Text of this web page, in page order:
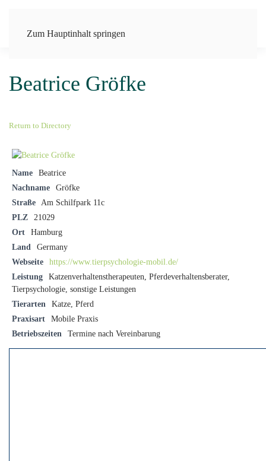
Zum Hauptinhalt springen
Beatrice Gröfke
Return to Directory
Name
Beatrice
Nachname
Gröfke
Straße
Am Schilfpark 11c
PLZ
21029
Ort
Hamburg
Land
Germany
Webseite
https://www.tierpsychologie-mobil.de/
Leistung
Katzenverhaltenstherapeuten, Pferdeverhaltensberater,
Tierpsychologie, sonstige Leistungen
Tierarten
Katze, Pferd
Praxisart
Mobile Praxis
Betriebszeiten
Termine nach Vereinbarung